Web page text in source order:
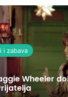
i zabava
Wheeler